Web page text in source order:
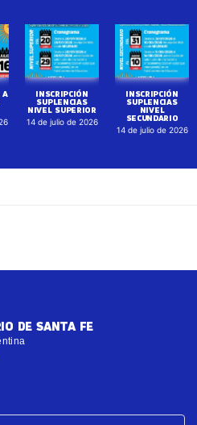
A INSCRIPCIÓN
SUPLENCIAS
NIVEL SUPERIOR
14 de julio de 2026
INSCRIPCIÓN
SUPLENCIAS
NIVEL
SECUNDARIO
14 de julio de 2026
DE SANTA FE